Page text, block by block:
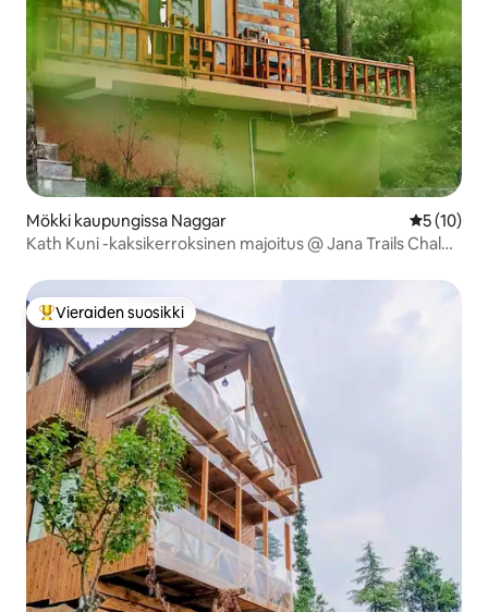
Mökki kaupungissa Naggar
5 (10)
Kath Kuni -kaksikerroksinen majoitus @ Jana Trails Chalet,
Vieraiden suosikkien parhaimmistoa
Vieraiden suosikki